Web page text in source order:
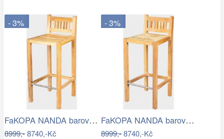
- 3%
FaKOPA NANDA barovka -barová židle z…
8999,-8740,-Kč
- 3%
FaKOPA NANDA barovka - barová židle z…
8999,-8740,-Kč